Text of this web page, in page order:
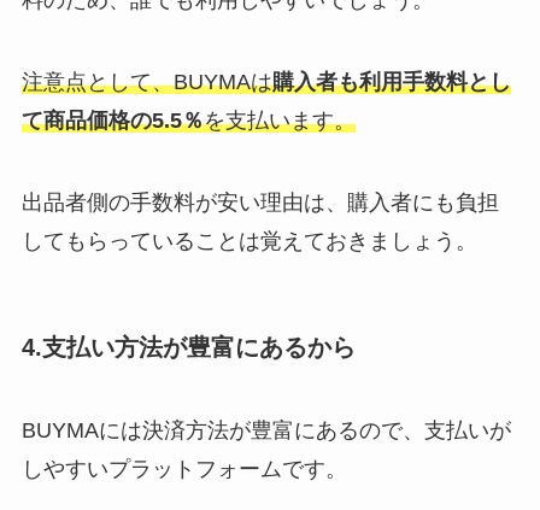
注意点として、BUYMAは購入者も利用手数料とし
て商品価格の5.5％を支払います。
出品者側の手数料が安い理由は、購入者にも負担
してもらっていることは覚えておきましょう。
4.支払い方法が豊富にあるから
BUYMAには決済方法が豊富にあるので、支払いが
しやすいプラットフォームです。